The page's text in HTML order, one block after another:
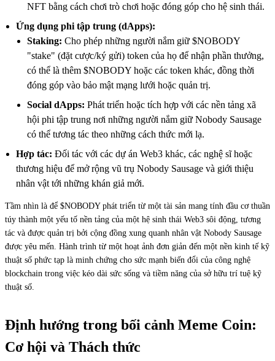
NFT bằng cách chơi trò chơi hoặc đóng góp cho hệ sinh thái.
Ứng dụng phi tập trung (dApps):
Staking: Cho phép những người nắm giữ $NOBODY
"stake" (đặt cược/ký gửi) token của họ để nhận phần thưởng,
có thể là thêm $NOBODY hoặc các token khác, đồng thời
đóng góp vào bảo mật mạng lưới hoặc quản trị.
Social dApps: Phát triển hoặc tích hợp với các nền tảng xã
hội phi tập trung nơi những người nắm giữ Nobody Sausage
có thể tương tác theo những cách thức mới lạ.
Hợp tác: Đối tác với các dự án Web3 khác, các nghệ sĩ hoặc
thương hiệu để mở rộng vũ trụ Nobody Sausage và giới thiệu
nhân vật tới những khán giả mới.
Tầm nhìn là để $NOBODY phát triển từ một tài sản mang tính đầu cơ thuần
túy thành một yếu tố nền tảng của một hệ sinh thái Web3 sôi động, tương
tác và được quản trị bởi cộng đồng xung quanh nhân vật Nobody Sausage
được yêu mến. Hành trình từ một hoạt ảnh đơn giản đến một nền kinh tế kỹ
thuật số phức tạp là minh chứng cho sức mạnh biến đổi của công nghệ
blockchain trong việc kéo dài sức sống và tiềm năng của sở hữu trí tuệ kỹ
thuật số.
Định hướng trong bối cảnh Meme Coin:
Cơ hội và Thách thức